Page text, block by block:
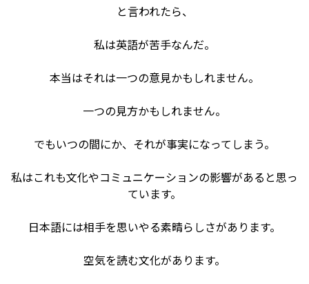
と言われたら、
私は英語が苦手なんだ。
本当はそれは一つの意見かもしれません。
一つの見方かもしれません。
でもいつの間にか、それが事実になってしまう。
私はこれも文化やコミュニケーションの影響があると思っ
ています。
日本語には相手を思いやる素晴らしさがあります。
空気を読む文化があります。